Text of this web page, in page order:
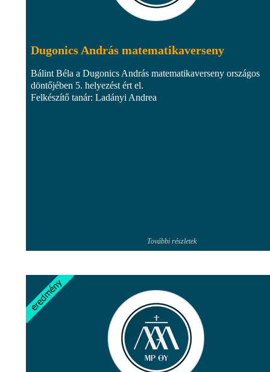
Dugonics András matematikaverseny
Bálint Béla a Dugonics András matematikaverseny országos
döntőjében 5. helyezést ért el.
Felkészítő tanár: Ladányi Andrea
További részletek